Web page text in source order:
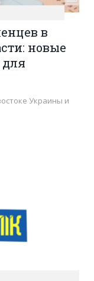
в
новые
Украины и